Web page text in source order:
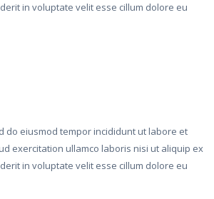
in voluptate velit esse cillum dolore eu
do eiusmod tempor incididunt ut labore et
exercitation ullamco laboris nisi ut aliquip ex
in voluptate velit esse cillum dolore eu